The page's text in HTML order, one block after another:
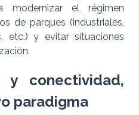
modernizar el régimen
de parques (industriales,
etc.) y evitar situaciones
y conectividad,
paradigma